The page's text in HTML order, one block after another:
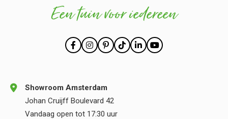
Een tuin voor iedereen
Showroom Amsterdam
Johan Cruijff Boulevard 42
Vandaag open tot 17:30 uur